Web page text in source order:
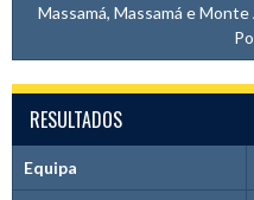
Massamá, Massamá e
RESULTADOS
Equipa